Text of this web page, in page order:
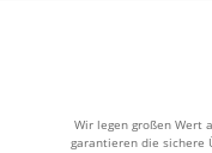
Wir legen großen Wert
garantieren die sichere